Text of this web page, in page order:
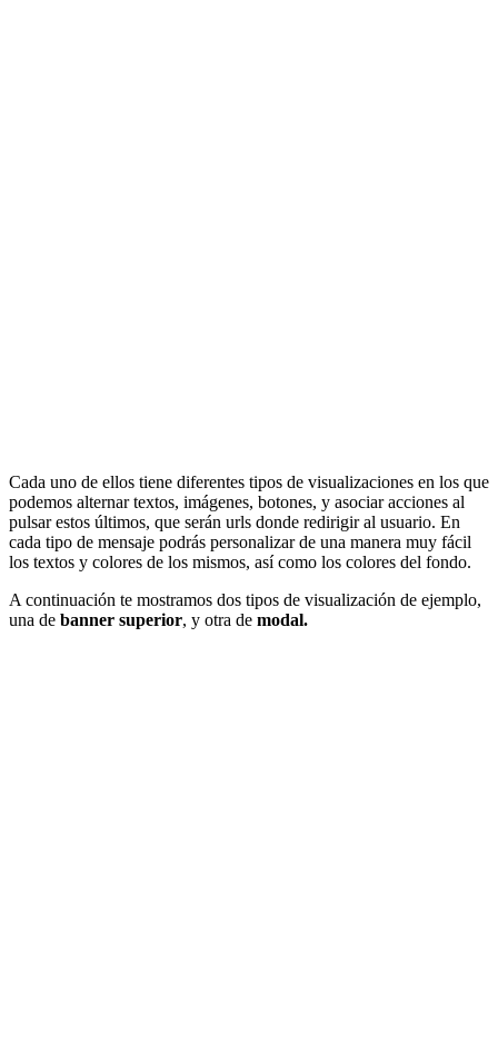
Cada uno de ellos tiene diferentes tipos de visualizaciones en los que
podemos alternar textos, imágenes, botones, y asociar acciones al
pulsar estos últimos, que serán urls donde redirigir al usuario. En
cada tipo de mensaje podrás personalizar de una manera muy fácil
los textos y colores de los mismos, así como los colores del fondo.
A continuación te mostramos dos tipos de visualización de ejemplo,
una de banner superior, y otra de modal.